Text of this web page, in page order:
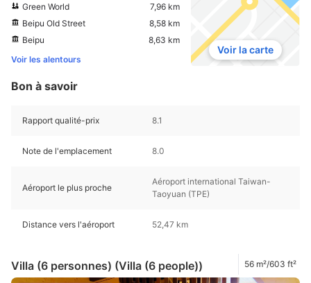
Green World
7,96 km
Beipu Old Street
8,58 km
Beipu
8,63 km
Voir les alentours
Voir la carte
Bon à savoir
Rapport qualité-prix 8.1
Note de l'emplacement 8.0
Aéroport le plus proche
Aéroport international Taiwan-
Taoyuan (TPE)
Distance vers l'aéroport 52,47 km
Villa (6 personnes) (Villa (6 people)) 56 m²/603 ft²